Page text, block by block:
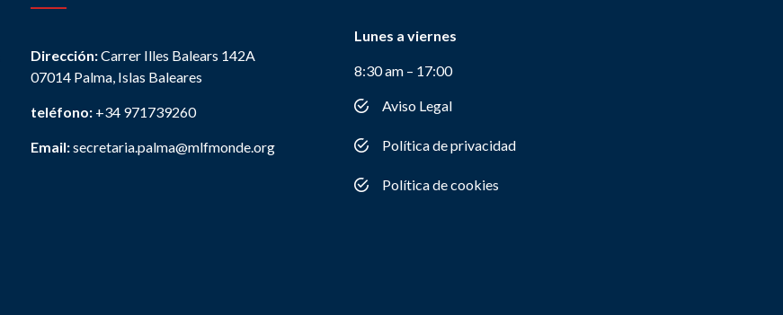
Dirección:Carrer Illes Balears 142A
07014 Palma, Islas Baleares
teléfono: +34 971739260
Email:secretaria.palma@mlfmonde.org
Lunes a viernes
8:30 am – 17:00
Aviso Legal
Política de privacidad
Política de cookies